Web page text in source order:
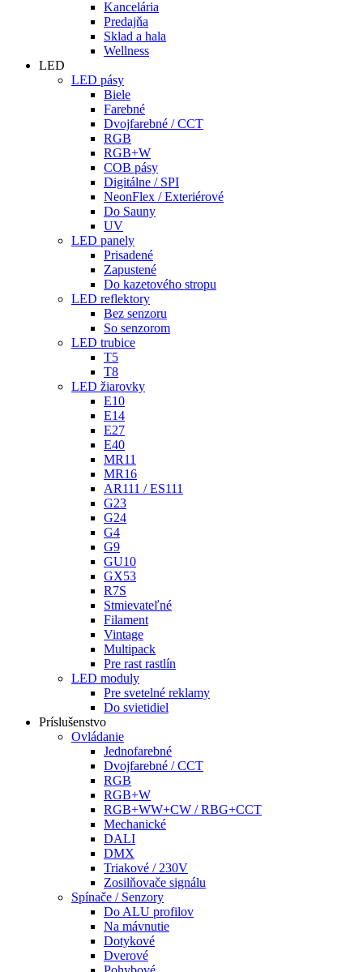
Kancelária
Predajňa
Sklad a hala
Wellness
LED
LED pásy
Biele
Farebné
Dvojfarebné / CCT
RGB
RGB+W
COB pásy
Digitálne / SPI
NeonFlex / Exteriérové
Do Sauny
UV
LED panely
Prisadené
Zapustené
Do kazetového stropu
LED reflektory
Bez senzoru
So senzorom
LED trubice
T5
T8
LED žiarovky
E10
E14
E27
E40
MR11
MR16
AR111 / ES111
G23
G24
G4
G9
GU10
GX53
R7S
Stmievateľné
Filament
Vintage
Multipack
Pre rast rastlín
LED moduly
Pre svetelné reklamy
Do svietidiel
Príslušenstvo
Ovládanie
Jednofarebné
Dvojfarebné / CCT
RGB
RGB+W
RGB+WW+CW / RBG+CCT
Mechanické
DALI
DMX
Triakové / 230V
Zosilňovače signálu
Spínače / Senzory
Do ALU profilov
Na mávnutie
Dotykové
Dverové